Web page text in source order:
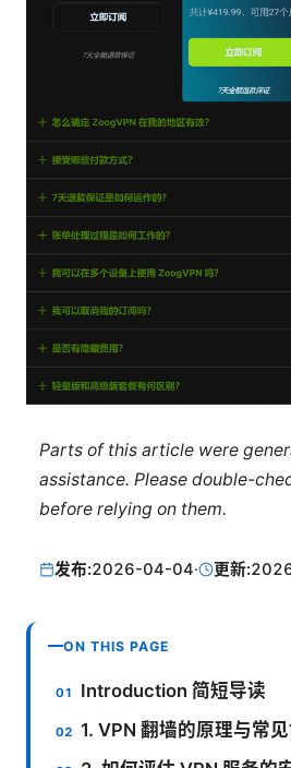
Parts of this article were
assistance. Please double-
before relying on them.
发布:2026-04-04· 更新:
ON THIS PAGE
Introduction 简短导读
1. VPN 翻墙的原理与常